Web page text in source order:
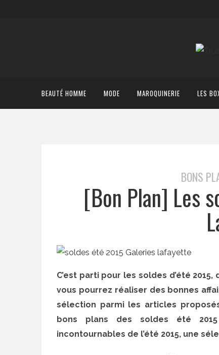
BEAUTÉ HOMME MODE MAROQUINERIE LES
BONS
[Bon Plan] Les
C’est parti pour les soldes d’été
vous pourrez réaliser des bonnes
sélection parmi les articles
bons plans des soldes été
incontournables de l’été 2015, une